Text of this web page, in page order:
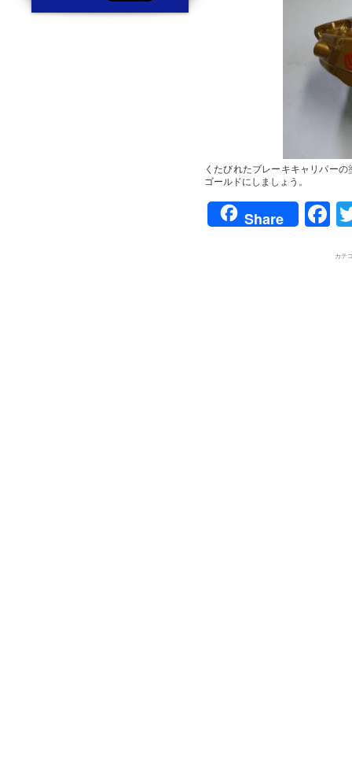
くたびれたブレーキキャリパー
ゴールドにしましょう。
Share
カテ